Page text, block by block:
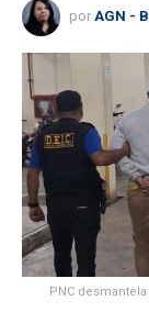
por AGN -
PNC